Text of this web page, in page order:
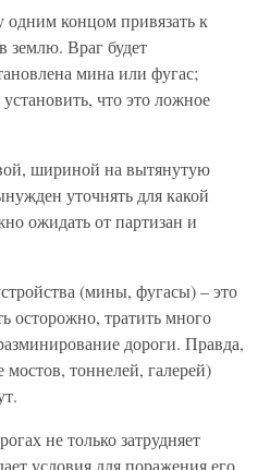
концом привязать к
землю. Враг будет
мина или фугас;
что это ложное
шириной на вытянутую
уточнять для какой
ожидать от партизан и
(мины, фугасы) – это
осторожно, тратить много
дороги. Правда,
тоннелей, галерей)
не только затрудняет
условия для поражения его